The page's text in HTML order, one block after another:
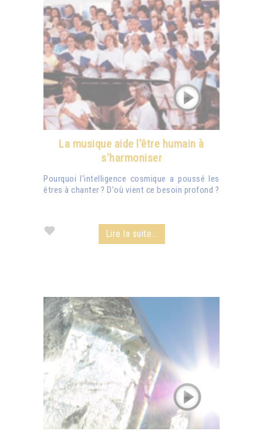
La musique aide l'être humain à
s'harmoniser
Pourquoi l'intelligence cosmique a poussé les
êtres à chanter ? D'où vient ce besoin profond ?
Lire la suite...